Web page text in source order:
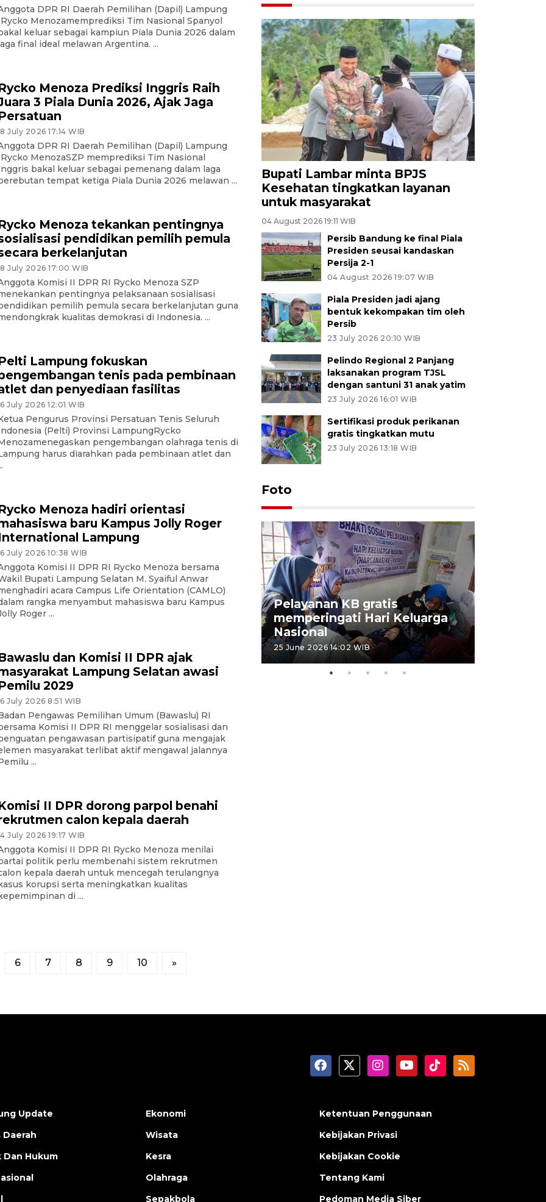
DPR RI Daerah Pemilihan (Dapil) Lampung
Menozamemprediksi Tim Nasional Spanyol
keluar sebagai kampiun Piala Dunia 2026 dalam
final ideal melawan Argentina. ...
Menoza Prediksi Inggris Raih
3 Piala Dunia 2026, Ajak Jaga
July 2026 17:14 WIB
DPR RI Daerah Pemilihan (Dapil) Lampung
MenozaSZP memprediksi Tim Nasional
bakal keluar sebagai pemenang dalam laga
tempat ketiga Piala Dunia 2026 melawan ...
Menoza tekankan pentingnya
pendidikan pemilih pemula
berkelanjutan
July 2026 17:00 WIB
Komisi II DPR RI Rycko Menoza SZP
pentingnya pelaksanaan sosialisasi
pemilih pemula secara berkelanjutan guna
kualitas demokrasi di Indonesia. ...
Lampung fokuskan
tenis pada pembinaan
dan penyediaan fasilitas
July 2026 12:01 WIB
Pengurus Provinsi Persatuan Tenis Seluruh
(Pelti) Provinsi LampungRycko
pengembangan olahraga tenis di
harus diarahkan pada pembinaan atlet dan
Menoza hadiri orientasi
baru Kampus Jolly Roger
Lampung
July 2026 10:38 WIB
Komisi II DPR RI Rycko Menoza bersama
Bupati Lampung Selatan M. Syaiful Anwar
acara Campus Life Orientation (CAMLO)
rangka menyambut mahasiswa baru Kampus
Roger ...
dan Komisi II DPR ajak
Lampung Selatan awasi
2029
July 2026 8:51 WIB
Pengawas Pemilihan Umum (Bawaslu) RI
Komisi II DPR RI menggelar sosialisasi dan
pengawasan partisipatif guna mengajak
masyarakat terlibat aktif mengawal jalannya
...
II DPR dorong parpol benahi
calon kepala daerah
July 2026 19:17 WIB
Komisi II DPR RI Rycko Menoza menilai
politik perlu membenahi sistem rekrutmen
kepala daerah untuk mencegah terulangnya
korupsi serta meningkatkan kualitas
di ...
6 7 8 9 10 »
Bupati Lambar minta BPJS
Kesehatan tingkatkan layanan
untuk masyarakat
04 August 2026 19:11 WIB
Persib Bandung ke final Piala
Presiden seusai kandaskan
Persija 2-1
04 August 2026 19:07 WIB
Piala Presiden jadi ajang
bentuk kekompakan tim oleh
Persib
23 July 2026 20:10 WIB
Pelindo Regional 2 Panjang
laksanakan program TJSL
dengan santuni 31 anak yatim
23 July 2026 16:01 WIB
Sertifikasi produk perikanan
gratis tingkatkan mutu
23 July 2026 13:18 WIB
Foto
Tingkat hunian hotel di
Pelayanan KB gratis
memperingati Hari Keluarga
Nasional
25 June 2026 14:02 WIB
Update
Dan Hukum
Ekonomi
Wisata
Kesra
Olahraga
Sepakbola
Ketentuan Penggunaan
Kebijakan Privasi
Kebijakan Cookie
Tentang Kami
Pedoman Media Siber